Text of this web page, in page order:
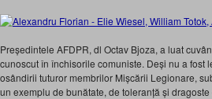
Președintele AFDPR, dl Octav Bjoza, a luat
cunoscut în închisorile comuniste. Deși nu a
osândirii tuturor membrilor Mișcării Legionare,
un exemplu de bunătate, de toleranță și